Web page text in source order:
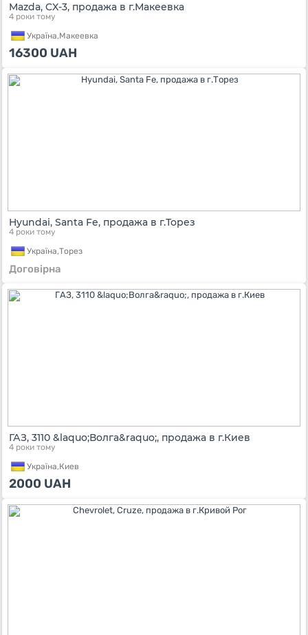
Mazda, CX-3, продажа в г.Макеевка
4 роки тому
Україна,Макеевка
16300 UAH
Hyundai, Santa Fe, продажа в г.Торез
4 роки тому
Україна,Торез
Договірна
ГАЗ, 3110 &laquo;Волга&raquo;, продажа в г.Киев
4 роки тому
Україна,Киев
2000 UAH